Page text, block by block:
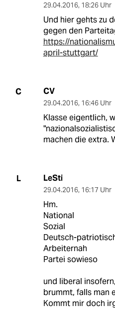
29.04.2016, 18:26 Uhr
Und hier gehts zu
gegen den
https://
april-stuttgart/
C CV
29.04.2016, 16:46 Uhr
Klasse eigentlich,
machen die extra.
L LeSti
29.04.2016, 16:17 Uhr
Hm.
National
Sozial
Deutsch-
Arbeiternah
Partei sowieso
und liberal
brummt, falls man
Kommt mir doch